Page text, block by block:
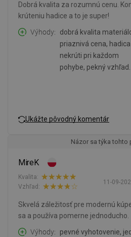
Dobrá kvalita za rozumnú cenu.
krúteniu hadice a to je super!
Výhody
dobrá kvalita
priaznivá cena,
nekrúti pri každom
pohybe, pekný vzhľad.
Ukážte pôvodný komentár
Názor sa týka tohto
MireK
11-09-
Kvalita:
Vzhľad:
Skvelá záležitosť pre modernú
sa a používa pomerne jednoducho.
Výhody
pevné vyhotovenie,